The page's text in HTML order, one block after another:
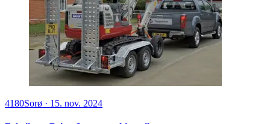
4180Sorø · 15. nov. 2024